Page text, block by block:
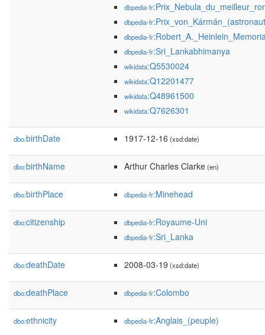
dbpedia-fr
dbpedia-fr
dbpedia-fr
dbpedia-fr:Sri_Lankabhimanya
wikidata:Q5530024
wikidata:Q12201477
wikidata:Q48961500
wikidata:Q7626301
dbo:birthDate 1917-12-16 (xsd:date)
dbo:birthName Arthur Charles Clarke(en)
dbo:birthPlace dbpedia-fr:Minehead
dbo:citizenship dbpedia-fr:Royaume-Uni
dbpedia-fr:Sri_Lanka
dbo:deathDate 2008-03-19 (xsd:date)
dbo:deathPlace dbpedia-fr:Colombo
dbo:ethnicity dbpedia-fr:Anglais_(peuple)